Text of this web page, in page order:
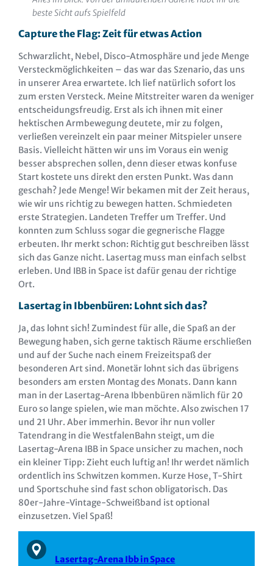
beste Sicht aufs Spielfeld
Capture the Flag: Zeit für etwas Action
Schwarzlicht, Nebel, Disco-Atmosphäre und jede Menge
Versteckmöglichkeiten – das war das Szenario, das uns
in unserer Area erwartete. Ich lief natürlich sofort los
zum ersten Versteck. Meine Mitstreiter waren da weniger
entscheidungsfreudig. Erst als ich ihnen mit einer
hektischen Armbewegung deutete, mir zu folgen,
verließen vereinzelt ein paar meiner Mitspieler unsere
Basis. Vielleicht hätten wir uns im Voraus ein wenig
besser absprechen sollen, denn dieser etwas konfuse
Start kostete uns direkt den ersten Punkt. Was dann
geschah? Jede Menge! Wir bekamen mit der Zeit heraus,
wie wir uns richtig zu bewegen hatten. Schmiedeten
erste Strategien. Landeten Treffer um Treffer. Und
konnten zum Schluss sogar die gegnerische Flagge
erbeuten. Ihr merkt schon: Richtig gut beschreiben lässt
sich das Ganze nicht. Lasertag muss man einfach selbst
erleben. Und IBB in Space ist dafür genau der richtige
Ort.
Lasertag in Ibbenbüren: Lohnt sich das?
Ja, das lohnt sich! Zumindest für alle, die Spaß an der
Bewegung haben, sich gerne taktisch Räume erschließen
und auf der Suche nach einem Freizeitspaß der
besonderen Art sind. Monetär lohnt sich das übrigens
besonders am ersten Montag des Monats. Dann kann
man in der Lasertag-Arena Ibbenbüren nämlich für 20
Euro so lange spielen, wie man möchte. Also zwischen 17
und 21 Uhr. Aber immerhin. Bevor ihr nun voller
Tatendrang in die WestfalenBahn steigt, um die
Lasertag-Arena IBB in Space unsicher zu machen, noch
ein kleiner Tipp: Zieht euch luftig an! Ihr werdet nämlich
ordentlich ins Schwitzen kommen. Kurze Hose, T-Shirt
und Sportschuhe sind fast schon obligatorisch. Das
80er-Jahre-Vintage-Schweißband ist optional
einzusetzen. Viel Spaß!
Lasertag-Arena Ibb in Space